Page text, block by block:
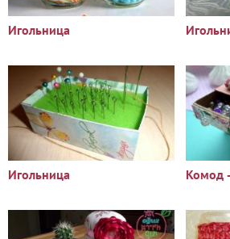
Игольница
Игольница